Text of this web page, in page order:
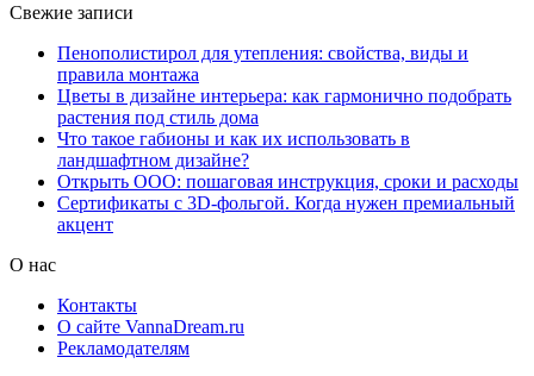
Свежие записи
Пенополистирол для утепления: свойства, виды и
правила монтажа
Цветы в дизайне интерьера: как гармонично подобрать
растения под стиль дома
Что такое габионы и как их использовать в
ландшафтном дизайне?
Открыть ООО: пошаговая инструкция, сроки и расходы
Сертификаты с 3D-фольгой. Когда нужен премиальный
акцент
О нас
Контакты
О сайте VannaDream.ru
Рекламодателям